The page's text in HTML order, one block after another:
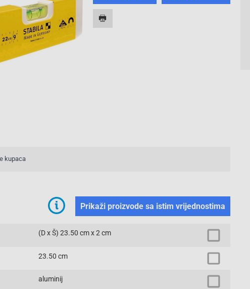
kupaca
Prikaži proizvode sa istim vrijednostima
(D x Š) 23.50 cm x 2 cm
23.50 cm
aluminij